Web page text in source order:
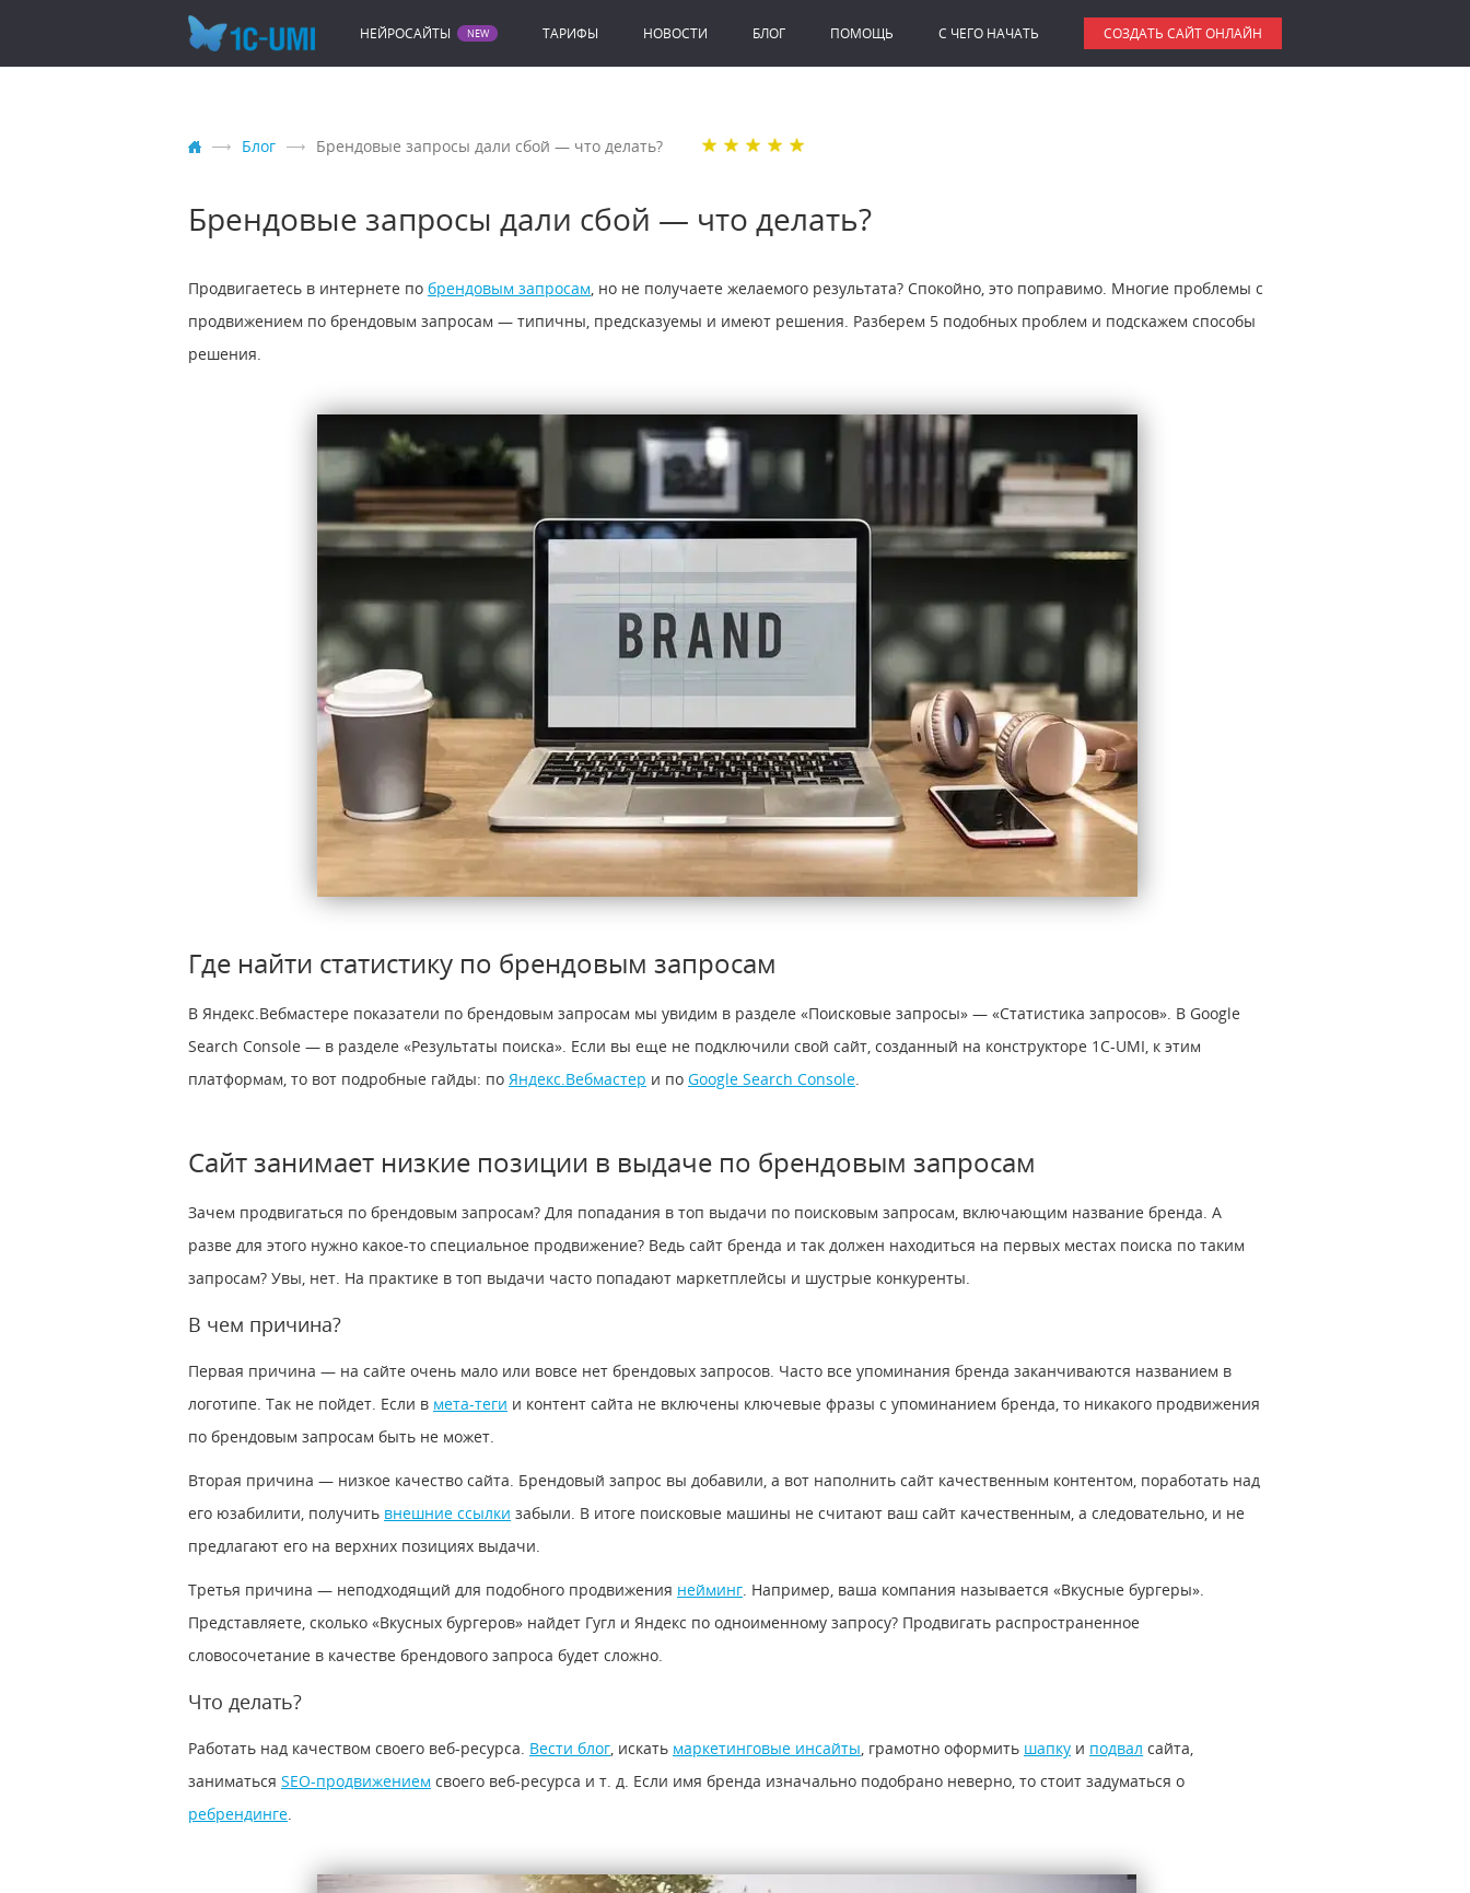
НЕЙРОСАЙТЫ ТАРИФЫ НОВОСТИ БЛОГ ПОМОЩЬ C ЧЕГО НАЧАТЬ СОЗДАТЬ САЙТ ОНЛАЙН
Блог Брендовые запросы дали сбой ― что делать?
Брендовые запросы дали сбой ― что делать?
Продвигаетесь в интернете по брендовым запросам, но не получаете желаемого результата? Спокойно, это поправимо. Многие проблемы с
продвижением по брендовым запросам ― типичны, предсказуемы и имеют решения. Разберем 5 подобных проблем и подскажем способы
решения.
Где найти статистику по брендовым запросам
В Яндекс.Вебмастере показатели по брендовым запросам мы увидим в разделе «Поисковые запросы» — «Статистика запросов». В Google
Search Console ― в разделе «Результаты поиска». Если вы еще не подключили свой сайт, созданный на конструкторе 1C-UMI, к этим
платформам, то вот подробные гайды: по Яндекс.Вебмастер и по Google Search Console.
Сайт занимает низкие позиции в выдаче по брендовым запросам
Зачем продвигаться по брендовым запросам? Для попадания в топ выдачи по поисковым запросам, включающим название бренда. А
разве для этого нужно какое-то специальное продвижение? Ведь сайт бренда и так должен находиться на первых местах поиска по таким
запросам? Увы, нет. На практике в топ выдачи часто попадают маркетплейсы и шустрые конкуренты.
В чем причина?
Первая причина — на сайте очень мало или вовсе нет брендовых запросов. Часто все упоминания бренда заканчиваются названием в
логотипе. Так не пойдет. Если в мета-теги и контент сайта не включены ключевые фразы с упоминанием бренда, то никакого продвижения
по брендовым запросам быть не может.
Вторая причина — низкое качество сайта. Брендовый запрос вы добавили, а вот наполнить сайт качественным контентом, поработать над
его юзабилити, получить внешние ссылки забыли. В итоге поисковые машины не считают ваш сайт качественным, а следовательно, и не
предлагают его на верхних позициях выдачи.
Третья причина — неподходящий для подобного продвижения нейминг. Например, ваша компания называется «Вкусные бургеры».
Представляете, сколько «Вкусных бургеров» найдет Гугл и Яндекс по одноименному запросу? Продвигать распространенное
словосочетание в качестве брендового запроса будет сложно.
Что делать?
Работать над качеством своего веб-ресурса. Вести блог, искать маркетинговые инсайты, грамотно оформить шапку и подвал сайта,
заниматься SEO-продвижением своего веб-ресурса и т. д. Если имя бренда изначально подобрано неверно, то стоит задуматься о
ребрендинге.